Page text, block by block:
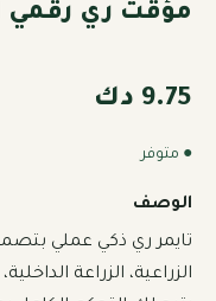
مؤقت ري رقمي
9.75 دك
● متوفر
الوصف